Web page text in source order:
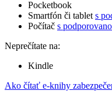
Pocketbook
Smartfón či tablet s
Počítač s
Neprečítate na:
Kindle
Ako čítať e-knihy